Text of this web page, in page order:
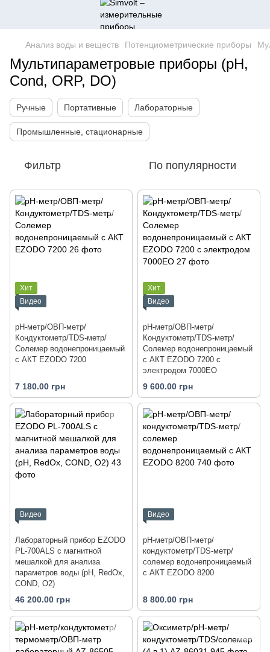
Анализ воды и веществ Потенциометрические приборы
Мультипараметровые приборы (pH,
Cond, ORP, DO)
Ручные Портативные Лабораторные
Промышленные, стационарные
Фильтр По популярности
Хит
Видео
рН-метр/ОВП-метр/
Кондуктометр/TDS-метр/
Солемер водонепроницаемый
с АКТ EZODO 7200
7 180.00 грн
Хит
Видео
рН-метр/ОВП-метр/
Кондуктометр/TDS-метр/
Солемер водонепроницаемый
с АКТ EZODO 7200 с
электродом 7000EO
9 600.00 грн
Видео
Лабораторный прибор EZODO
PL-700ALS с магнитной
мешалкой для анализа
параметров воды (рН, RedOx,
COND, O2)
46 200.00 грн
Видео
pH-метр/ОВП-метр/
кондуктометр/TDS-метр/
солемер водонепроницаемый
с АКТ EZODO 8200
8 800.00 грн